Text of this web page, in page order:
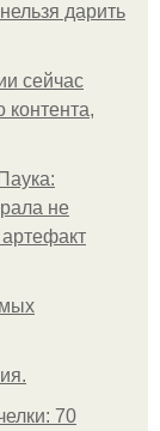
дарить
сейчас
контента,
не
70